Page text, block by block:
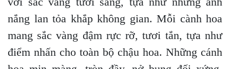
nắng lan tỏa khắp không gian. Mỗi cành hoa
mang sắc vàng đậm rực rỡ, tươi tắn, tựa như
điểm nhấn cho toàn bộ chậu hoa. Những cánh